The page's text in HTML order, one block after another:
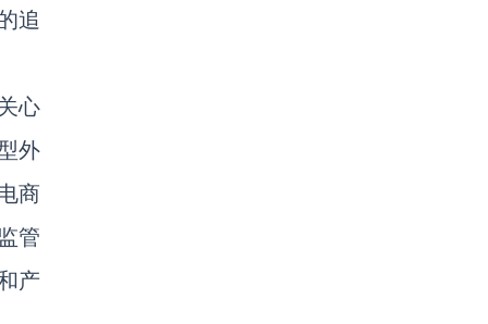
追
心
外
商
管
产